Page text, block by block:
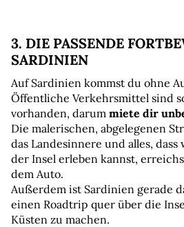
3. DIE PASSENDE
SARDINIEN
Auf Sardinien kommst du ohne
Öffentliche Verkehrsmittel sind
vorhanden, darum miete dir
Die malerischen, abgelegenen
das Landesinnere und alles, dass
der Insel erleben kannst,
dem Auto.
Außerdem ist Sardinien gerade
einen Roadtrip quer über die
Küsten zu machen.